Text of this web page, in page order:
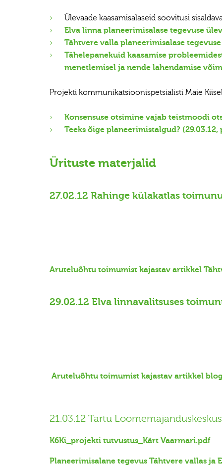
Ülevaade kaasamisalaseid soovitusi
Elva linna planeerimisalase tegevuse
Tähtvere valla planeerimisalase
Tähelepanekuid kaasamise
menetlemisel ja nende lahendamise
Projekti kommunikatsioonispetsialisti Maie
Konsensuse otsimine vajab teistmoodi
Teeks õige planeerimistalgud?
Ürituste materjalid
27.02.12 Rahinge külakatlas
Aruteluõhtu toimumist kajastav artikkel
29.02.12 Elva linnavalitsuses
Aruteluõhtu toimumist kajastav artikkel
21.03.12 Tartu
K6Ki_projekti tutvustus_Kärt Vaarmari.pdf
Planeerimisalane tegevus Tähtvere vallas ja